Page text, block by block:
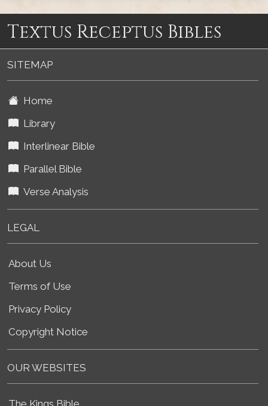
Textus Receptus Bibles
SITEMAP
Home
Library
Interlinear Bible
Parallel Bible
Verse Analysis
LEGAL
About Us
Terms of Use
Privacy Policy
Copyright Notice
OUR WEBSITES